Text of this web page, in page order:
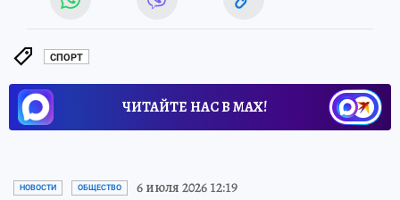
СПОРТ
ЧИТАЙТЕ НАС В МАХ!
НОВОСТИ ОБЩЕСТВО 6 июля 2026 12:19